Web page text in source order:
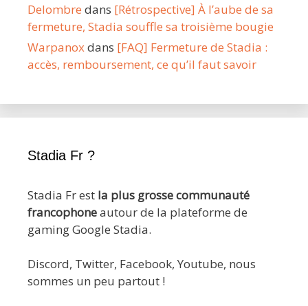
Delombre dans [Rétrospective] À l’aube de sa
fermeture, Stadia souffle sa troisième bougie
Warpanoxdans [FAQ] Fermeture de Stadia :
accès, remboursement, ce qu’il faut savoir
Stadia Fr ?
Stadia Fr est la plus grosse communauté
francophoneautour de la plateforme de
gaming Google Stadia.
Discord, Twitter, Facebook, Youtube, nous
sommes un peu partout !